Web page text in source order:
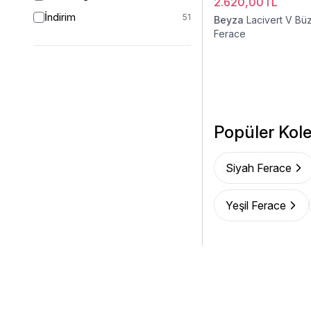
İndirim 51 Beyza Lacivert V
Ferace
Popüler
Siyah Ferace
Yeşil Ferace